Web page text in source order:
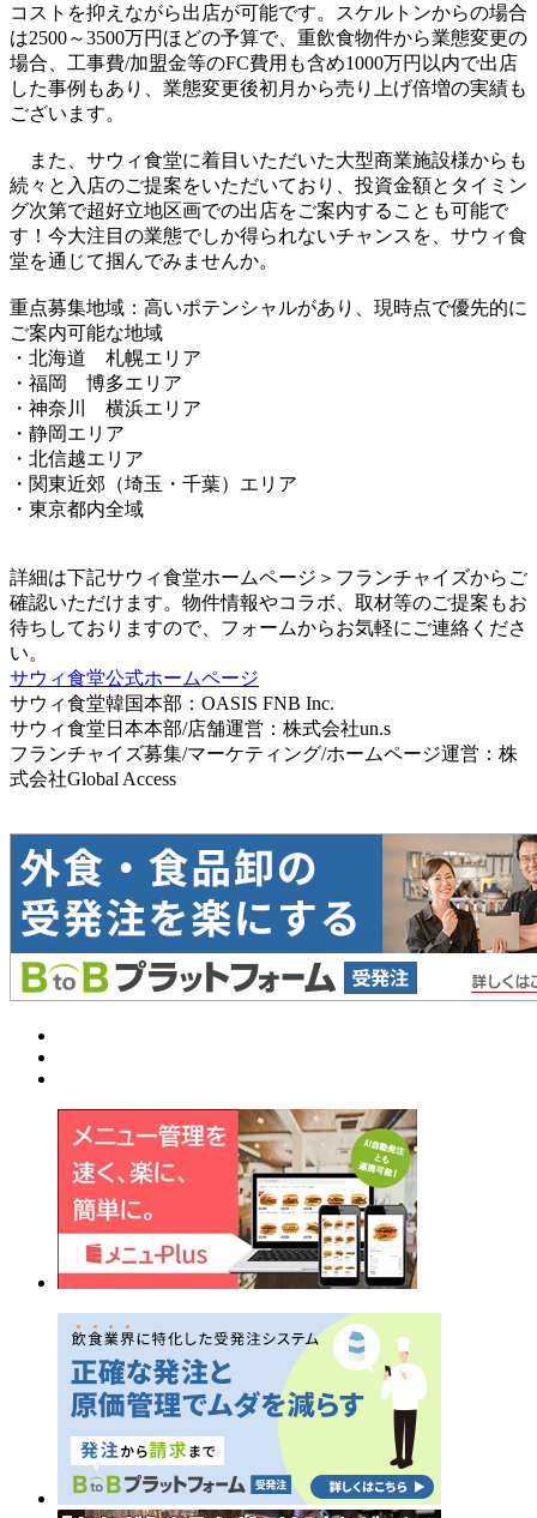
コストを抑えながら出店が可能です。スケルトンからの場合
は2500～3500万円ほどの予算で、重飲食物件から業態変更の
場合、工事費/加盟金等のFC費用も含め1000万円以内で出店
した事例もあり、業態変更後初月から売り上げ倍増の実績も
ございます。
また、サウィ食堂に着目いただいた大型商業施設様からも
続々と入店のご提案をいただいており、投資金額とタイミン
グ次第で超好立地区画での出店をご案内することも可能で
す！今大注目の業態でしか得られないチャンスを、サウィ食
堂を通じて掴んでみませんか。
重点募集地域：高いポテンシャルがあり、現時点で優先的に
ご案内可能な地域
・北海道 札幌エリア
・福岡 博多エリア
・神奈川 横浜エリア
・静岡エリア
・北信越エリア
・関東近郊（埼玉・千葉）エリア
・東京都内全域
詳細は下記サウィ食堂ホームページ＞フランチャイズからご
確認いただけます。物件情報やコラボ、取材等のご提案もお
待ちしておりますので、フォームからお気軽にご連絡くださ
い。
サウィ食堂公式ホームページ
サウィ食堂韓国本部：OASIS FNB Inc.
サウィ食堂日本本部/店舗運営：株式会社un.s
フランチャイズ募集/マーケティング/ホームページ運営：株
式会社Global Access